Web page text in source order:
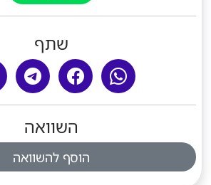
שתף
השוואה
הוסף להשוואה